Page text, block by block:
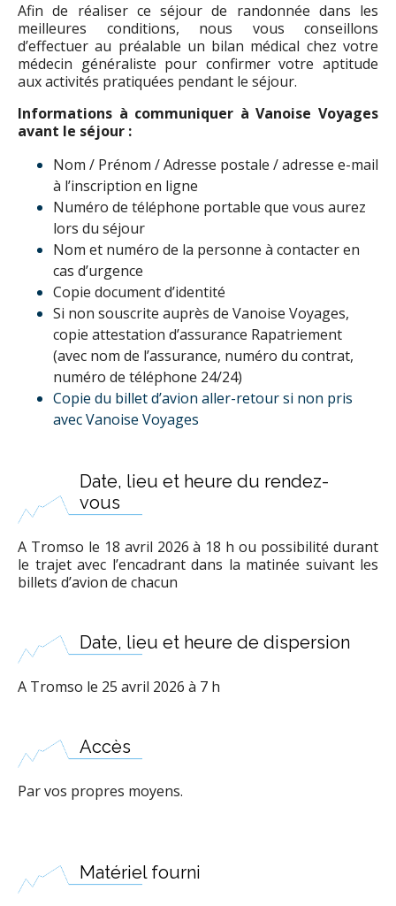
Afin de réaliser ce séjour de randonnée dans les
meilleures conditions, nous vous conseillons
d’effectuer au préalable un bilan médical chez votre
médecin généraliste pour confirmer votre aptitude
aux activités pratiquées pendant le séjour.
Informations à communiquer à Vanoise Voyages
avant le séjour :
Nom / Prénom / Adresse postale / adresse e-mail
à l’inscription en ligne
Numéro de téléphone portable que vous aurez
lors du séjour
Nom et numéro de la personne à contacter en
cas d’urgence
Copie document d’identité
Si non souscrite auprès de Vanoise Voyages,
copie attestation d’assurance Rapatriement
(avec nom de l’assurance, numéro du contrat,
numéro de téléphone 24/24)
Copie du billet d’avion aller-retour si non pris
avec Vanoise Voyages
Date, lieu et heure du rendez-
vous
A Tromso le 18 avril 2026 à 18 h ou possibilité durant
le trajet avec l’encadrant dans la matinée suivant les
billets d’avion de chacun
Date, lieu et heure de dispersion
A Tromso le 25 avril 2026 à 7 h
Accès
Par vos propres moyens.
Matériel fourni